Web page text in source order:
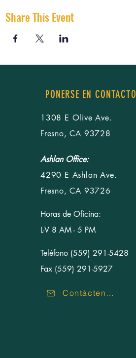
Share This Event
PONERSE EN CONTACTO
1308 E Olive Ave.
Fresno, CA 93728
Ashlan Office:
4290 E Ashlan Ave.
Fresno, CA 93726
Horas de Oficina:
L-V 8 AM - 5 PM
Teléfono (559) 291-5428
Fax (559) 291-5927
Contáctenos